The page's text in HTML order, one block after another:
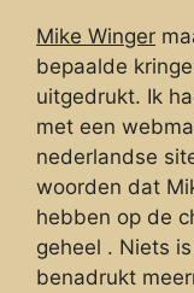
Mike Winger
bepaalde
uitgedrukt. Ik
met een
nederlandse
woorden dat
hebben op de
geheel . Niets
benadrukt